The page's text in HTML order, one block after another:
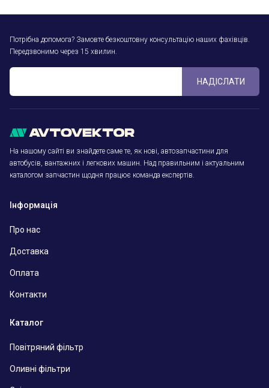
Потрібна допомога? Замовте безкоштовну консультацію наших фахівців.
Передзвонимо через 15 хвилин.
НАДІСЛАТИ
На нашому сайті ви знайдете саме те, як нові, автозапчастини для
автобусів, вантажних і легкових машин. Над правильним і актуальним
каталогом запчастин щодня працює команда експертів.
Інформація
Про нас
Доставка
Оплата
Контакти
Каталог
Повітряний фільтр
Оливні фільтри